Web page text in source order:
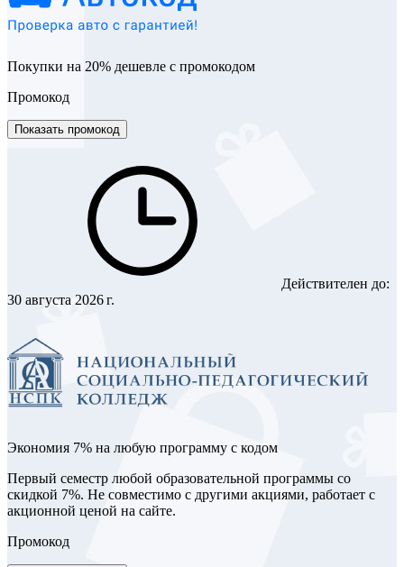
Покупки на 20% дешевле с промокодом
Промокод
Показать промокод
Действителен до:
30 августа 2026 г.
Экономия 7% на любую программу с кодом
Первый семестр любой образовательной программы со
скидкой 7%. Не совместимо с другими акциями, работает с
акционной ценой на сайте.
Промокод